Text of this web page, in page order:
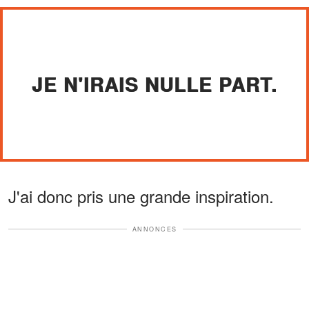
JE N'IRAIS NULLE PART.
J'ai donc pris une grande inspiration.
ANNONCES